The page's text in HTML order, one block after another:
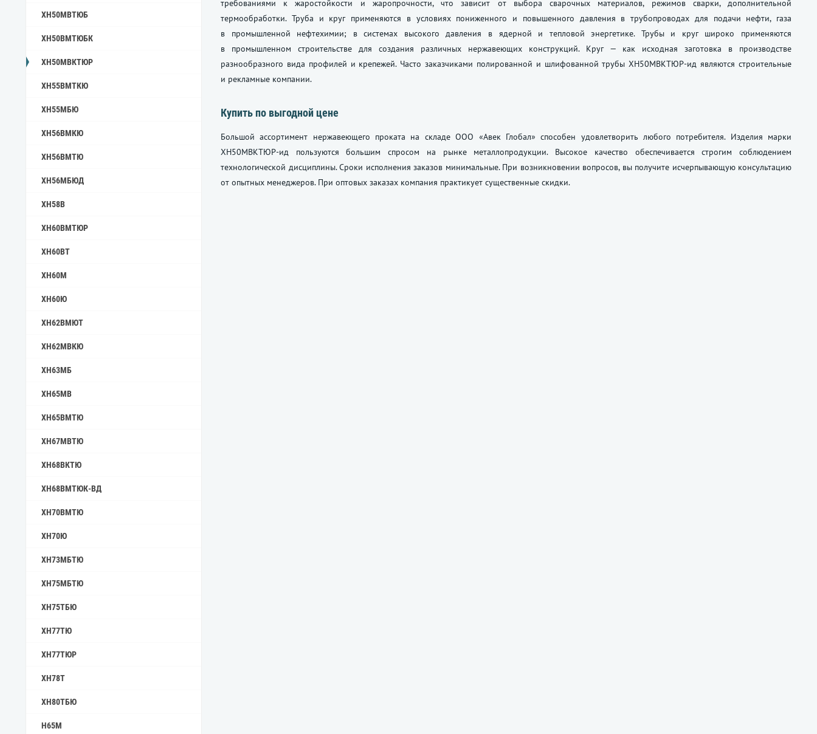
ХН50МВТЮБ
ХН50ВМТЮБК
ХН50МВКТЮР
ХН55ВМТКЮ
ХН55МБЮ
ХН56ВМКЮ
ХН56ВМТЮ
ХН56МБЮД
ХН58В
ХН60ВМТЮР
ХН60ВТ
ХН60М
ХН60Ю
ХН62ВМЮТ
ХН62МВКЮ
ХН63МБ
ХН65МВ
ХН65ВМТЮ
ХН67МВТЮ
ХН68ВКТЮ
ХН68ВМТЮК-ВД
ХН70ВМТЮ
ХН70Ю
ХН73МБТЮ
ХН75МБТЮ
ХН75ТБЮ
ХН77ТЮ
ХН77ТЮР
ХН78Т
ХН80ТБЮ
Н65М
требованиями к жаростойкости и жаропрочности, что зависит от выбора сварочных материалов, режимов сварки, дополнительной
термообработки. Труба и круг применяются в условиях пониженного и повышенного давления в трубопроводах для подачи нефти, газа
в промышленной нефтехимии; в системах высокого давления в ядерной и тепловой энергетике. Трубы и круг широко применяются
в промышленном строительстве для создания различных нержавеющих конструкций. Круг — как исходная заготовка в производстве
разнообразного вида профилей и крепежей. Часто заказчиками полированной и шлифованной трубы ХН50МВКТЮР-ид являются строительные
и рекламные компании.
Купить по выгодной цене
Большой ассортимент нержавеющего проката на складе ООО «Авек Глобал» способен удовлетворить любого потребителя. Изделия марки
ХН50МВКТЮР-ид пользуются большим спросом на рынке металлопродукции. Высокое качество обеспечивается строгим соблюдением
технологической дисциплины. Сроки исполнения заказов минимальные. При возникновении вопросов, вы получите исчерпывающую консультацию
от опытных менеджеров. При оптовых заказах компания практикует существенные скидки.